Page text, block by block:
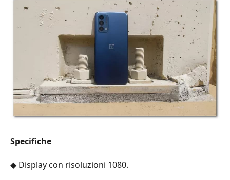
Specifiche
◆ Display con risoluzioni 1080.